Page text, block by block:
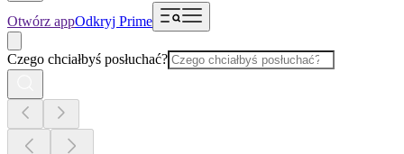
Otwórz appOdkryj Prime
Czego chciałbyś posłuchać?